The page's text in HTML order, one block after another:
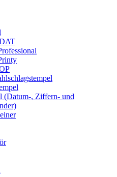
(Datum-, Ziffern- und